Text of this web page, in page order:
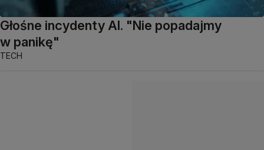
Głośne incydenty AI. "Nie popadajmy
w panikę"
TECH